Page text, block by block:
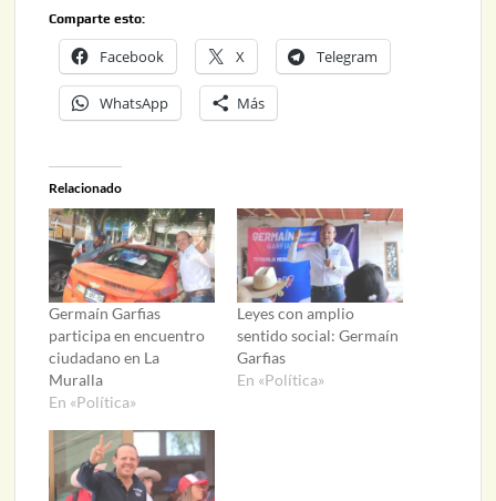
Comparte esto:
Facebook X Telegram
WhatsApp Más
Relacionado
Germaín Garfias
participa en encuentro
ciudadano en La
Muralla
En «Política»
Leyes con amplio
sentido social: Germaín
Garfias
En «Política»